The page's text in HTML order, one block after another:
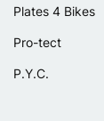
Plates 4 Bikes
Pro-tect
P.Y.C.